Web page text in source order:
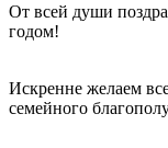
От всей души
годом!
Искренне желаем
семейного